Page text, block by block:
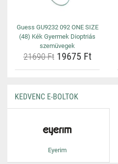
Guess GU9232 092 ONE SIZE
(48) Kék Gyermek Dioptriás
szemüvegek
21690 Ft19675 Ft
KEDVENC E-BOLTOK
Eyerim